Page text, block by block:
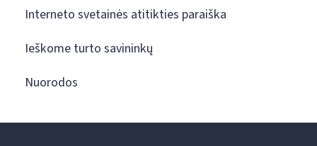
Interneto svetainės atitikties paraiška
Ieškome turto savininkų
Nuorodos